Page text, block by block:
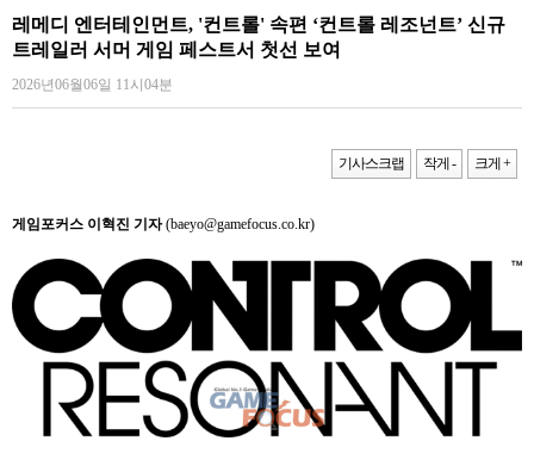
레메디 엔터테인먼트, '컨트롤' 속편 ‘컨트롤 레조넌트’ 신규
트레일러 서머 게임 페스트서 첫선 보여
2026년06월06일 11시04분
기사스크랩 작게 - 크게 +
게임포커스 이혁진 기자(baeyo@gamefocus.co.kr)